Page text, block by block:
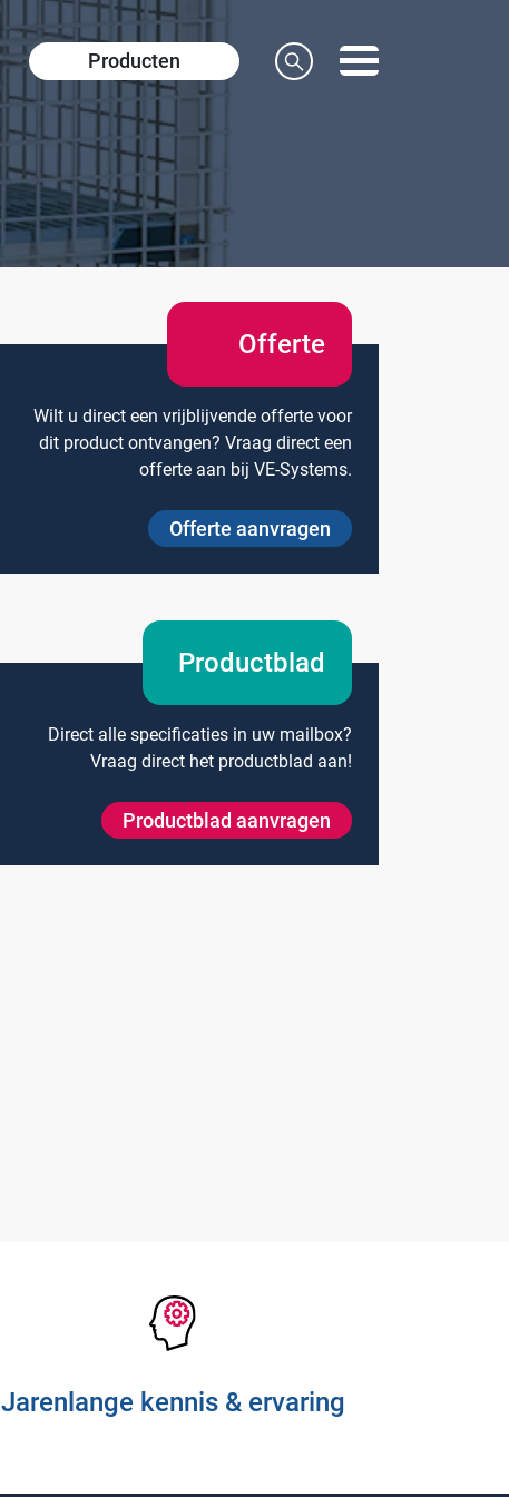
Producten
Offerte
Wilt u direct een vrijblijvende offerte voor
dit product ontvangen? Vraag direct een
offerte aan bij VE-Systems.
Offerte aanvragen
Productblad
Direct alle specificaties in uw mailbox?
Vraag direct het productblad aan!
Productblad aanvragen
Jarenlange kennis & ervaring
Onze merken
Septodry